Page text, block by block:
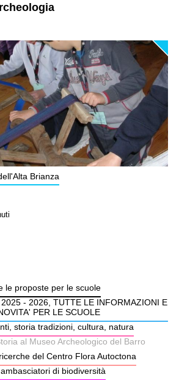
Brianza
le proposte per le scuole
- 2026, TUTTE LE INFORMAZIONI E
PER LE SCUOLE
storia tradizioni, cultura, natura
al Museo Archeologico del Barro
del Centro Flora Autoctona
di biodiversità